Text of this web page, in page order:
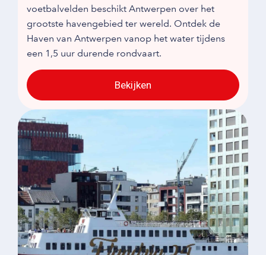
voetbalvelden beschikt Antwerpen over het
grootste havengebied ter wereld. Ontdek de
Haven van Antwerpen vanop het water tijdens
een 1,5 uur durende rondvaart.
Bekijken